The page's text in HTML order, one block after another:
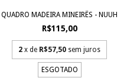
QUADRO MADEIRA MINEIRÊS - NUUH
R$115,00
2 x de R$57,50 sem juros
ESGOTADO